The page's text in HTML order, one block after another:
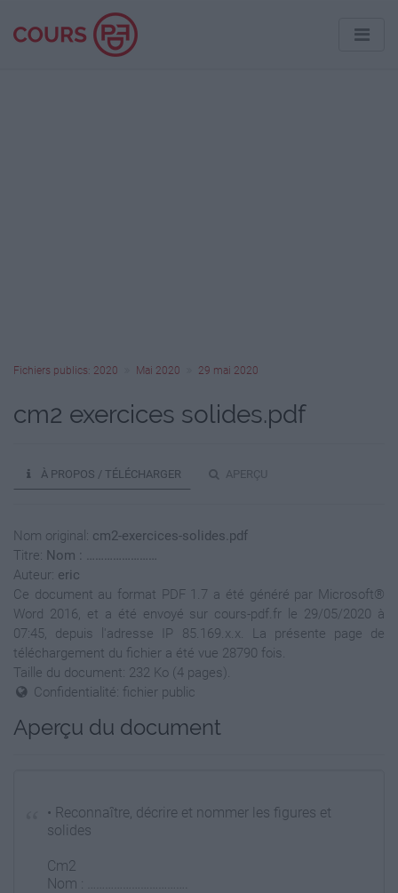
Fichiers publics: 2020 Mai 2020 29 mai 2020
cm2 exercices solides.pdf
À PROPOS / TÉLÉCHARGER APERÇU
Nom original: cm2-exercices-solides.pdf
Titre: Nom : ……………………
Auteur: eric
Ce document au format PDF 1.7 a été généré par Microsoft®
Word 2016, et a été envoyé sur cours-pdf.fr le 29/05/2020 à
07:45, depuis l'adresse IP 85.169.x.x. La présente page de
téléchargement du fichier a été vue 28790 fois.
Taille du document: 232 Ko (4 pages).
Confidentialité: fichier public
Aperçu du document
• Reconnaître, décrire et nommer les figures et
solides
Cm2
Nom : …………………………….